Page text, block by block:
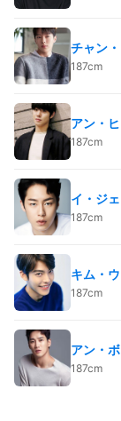
チャン
187cm
アン・
187cm
イ・ジ
187cm
キム・
187cm
アン・
187cm